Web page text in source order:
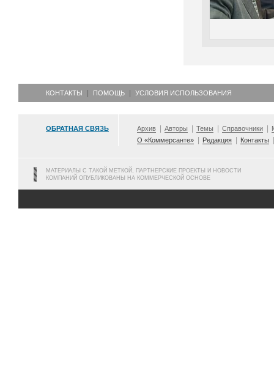
КОНТАКТЫ ПОМОЩЬ УСЛОВИЯ ИСПОЛЬЗОВАНИЯ
ОБРАТНАЯ СВЯЗЬ Архив Авторы Темы Справочники
О «Коммерсанте»
Редакция Контакты
МАТЕРИАЛЫ С ТАКОЙ МЕТКОЙ, ПАРТНЕРСКИЕ ПРОЕКТЫ И НОВОСТИ
КОМПАНИЙ ОПУБЛИКОВАНЫ НА КОММЕРЧЕСКОЙ ОСНОВЕ